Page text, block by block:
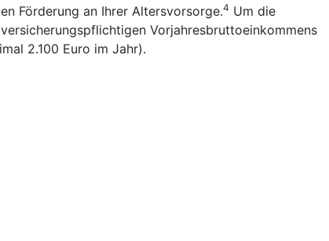
Förderung an Ihrer Altersvorsorge.4 Um die
Vorjahresbruttoeinkommens
2.100 Euro im Jahr).